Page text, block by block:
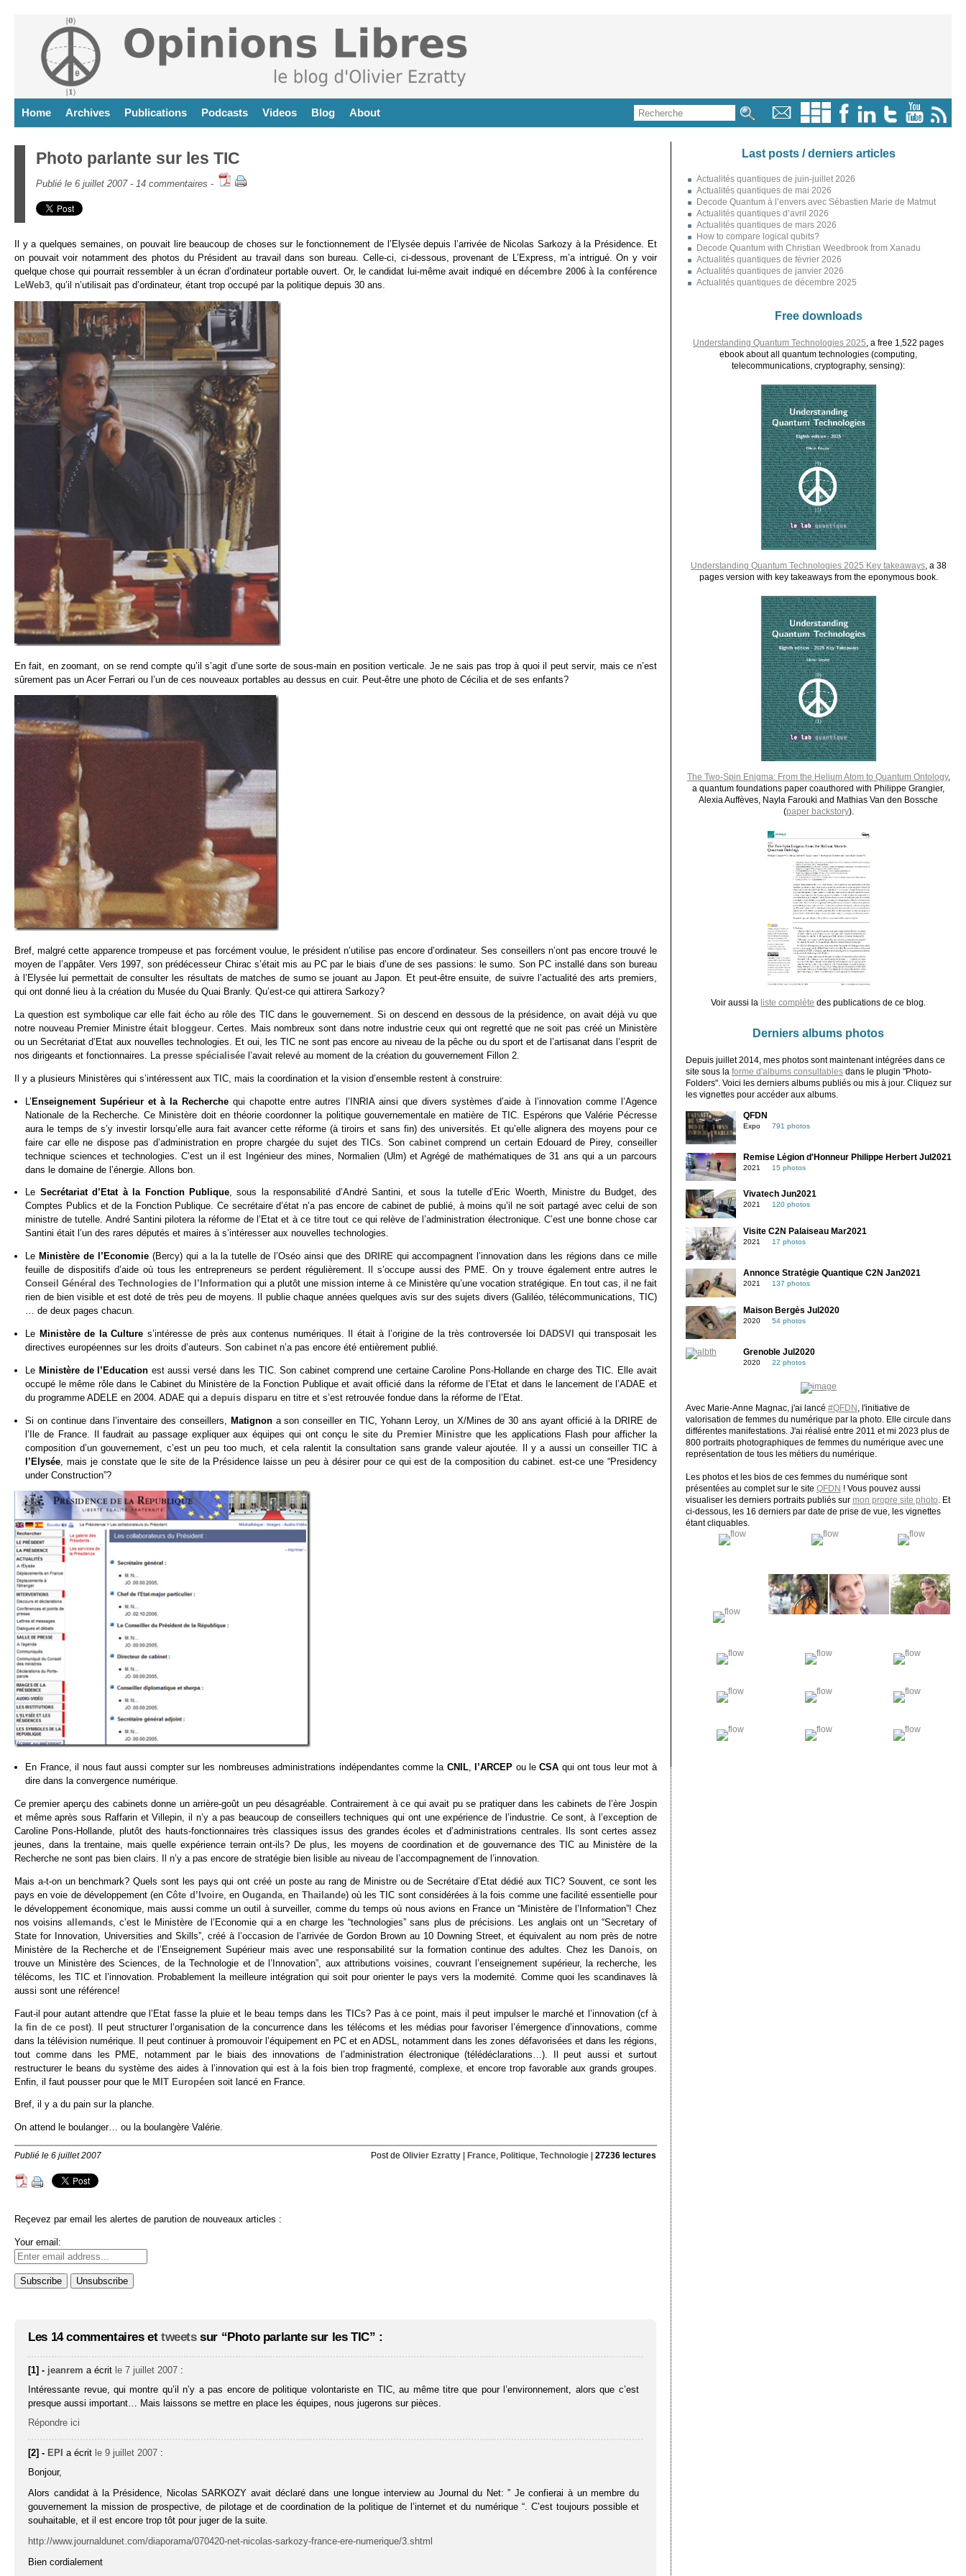
Home Archives Publications Podcasts Videos Blog About
Photo parlante sur les TIC
Publié le 6 juillet 2007 - 14 commentaires -
Il y a quelques semaines, on pouvait lire beaucoup de choses sur le fonctionnement de l’Elysée depuis l’arrivée de Nicolas Sarkozy à la Présidence. Et
on pouvait voir notamment des photos du Président au travail dans son bureau. Celle-ci, ci-dessous, provenant de L’Express, m’a intrigué. On y voir
quelque chose qui pourrait ressembler à un écran d’ordinateur portable ouvert. Or, le candidat lui-même avait indiqué en décembre 2006 à la conférence
LeWeb3, qu’il n’utilisait pas d’ordinateur, étant trop occupé par la politique depuis 30 ans.
En fait, en zoomant, on se rend compte qu’il s’agit d’une sorte de sous-main en position verticale. Je ne sais pas trop à quoi il peut servir, mais ce n’est
sûrement pas un Acer Ferrari ou l’un de ces nouveaux portables au dessus en cuir. Peut-être une photo de Cécilia et de ses enfants?
Bref, malgré cette apparence trompeuse et pas forcément voulue, le président n’utilise pas encore d’ordinateur. Ses conseillers n’ont pas encore trouvé le
moyen de l’appâter. Vers 1997, son prédécesseur Chirac s’était mis au PC par le biais d’une de ses passions: le sumo. Son PC installé dans son bureau
à l’Elysée lui permettait de consulter les résultats de matches de sumo se jouant au Japon. Et peut-être ensuite, de suivre l’actualité des arts premiers,
qui ont donné lieu à la création du Musée du Quai Branly. Qu’est-ce qui attirera Sarkozy?
La question est symbolique car elle fait écho au rôle des TIC dans le gouvernement. Si on descend en dessous de la présidence, on avait déjà vu que
notre nouveau Premier Ministreétait bloggeur. Certes. Mais nombreux sont dans notre industrie ceux qui ont regretté que ne soit pas créé un Ministère
ou un Secrétariat d’Etat aux nouvelles technologies. Et oui, les TIC ne sont pas encore au niveau de la pêche ou du sport et de l’artisanat dans l’esprit de
nos dirigeants et fonctionnaires. La presse spécialisée l’avait relevé au moment de la création du gouvernement Fillon 2.
Il y a plusieurs Ministères qui s’intéressent aux TIC, mais la coordination et la vision d’ensemble restent à construire:
L’Enseignement Supérieur et à la Recherche qui chapotte entre autres l’INRIA ainsi que divers systèmes d’aide à l’innovation comme l’Agence
Nationale de la Recherche. Ce Ministère doit en théorie coordonner la politique gouvernementale en matière de TIC. Espérons que Valérie Pécresse
aura le temps de s’y investir lorsqu’elle aura fait avancer cette réforme (à tiroirs et sans fin) des universités. Et qu’elle alignera des moyens pour ce
faire car elle ne dispose pas d’administration en propre chargée du sujet des TICs. Son cabinetcomprend un certain Edouard de Pirey, conseiller
technique sciences et technologies. C’est un il est Ingénieur des mines, Normalien (Ulm) et Agrégé de mathématiques de 31 ans qui a un parcours
dans le domaine de l’énergie. Allons bon.
Le Secrétariat d’Etat à la Fonction Publique, sous la responsabilité d’André Santini, et sous la tutelle d’Eric Woerth, Ministre du Budget, des
Comptes Publics et de la Fonction Publique. Ce secrétaire d’état n’a pas encore de cabinet de publié, à moins qu’il ne soit partagé avec celui de son
ministre de tutelle. André Santini pilotera la réforme de l’Etat et à ce titre tout ce qui relève de l’administration électronique. C’est une bonne chose car
Santini était l’un des rares députés et maires à s’intéresser aux nouvelles technologies.
Le Ministère de l’Economie (Bercy) qui a la la tutelle de l’Oséo ainsi que des DRIREqui accompagnent l’innovation dans les régions dans ce mille
feuille de dispositifs d’aide où tous les entrepreneurs se perdent régulièrement. Il s’occupe aussi des PME. On y trouve également entre autres le
Conseil Général des Technologies de l’Information qui a plutôt une mission interne à ce Ministère qu’une vocation stratégique. En tout cas, il ne fait
rien de bien visible et est doté de très peu de moyens. Il publie chaque années quelques avis sur des sujets divers (Galiléo, télécommunications, TIC)
… de deux pages chacun.
Le Ministère de la Culture s’intéresse de près aux contenus numériques. Il était à l’origine de la très controversée loi DADSVI
qui transposait les
directives européennes sur les droits d’auteurs. Soncabinet n’a pas encore été entièrement publié.
Le Ministère de l’Education est aussi versé dans les TIC. Son cabinet comprend une certaine Caroline Pons-Hollande en charge des TIC. Elle avait
occupé le même rôle dans le Cabinet du Ministère de la Fonction Publique et avait officié dans la réforme de l’Etat et dans le lancement de l’ADAE et
du programme ADELE en 2004. ADAE qui adepuis disparu en titre et s’est retrouvée fondue dans la réforme de l’Etat.
Si on continue dans l’inventaire des conseillers, Matignona son conseiller en TIC, Yohann Leroy, un X/Mines de 30 ans ayant officié à la DRIRE de
l’Ile de France. Il faudrait au passage expliquer aux équipes qui ont conçu le site du Premier Ministre que les applications Flash pour afficher la
composition d’un gouvernement, c’est un peu too much, et cela ralentit la consultation sans grande valeur ajoutée. Il y a aussi un conseiller TIC à
l’Elysée , mais je constate que le site de la Présidence laisse un peu à désirer pour ce qui est de la composition du cabinet. est-ce une “Presidency
under Construction”?
En France, il nous faut aussi compter sur les nombreuses administrations indépendantes comme la CNIL, l’ARCEP ou leCSA qui ont tous leur mot à
dire dans la convergence numérique.
Ce premier aperçu des cabinets donne un arrière-goût un peu désagréable. Contrairement à ce qui avait pu se pratiquer dans les cabinets de l’ère Jospin
et même après sous Raffarin et Villepin, il n’y a pas beaucoup de conseillers techniques qui ont une expérience de l’industrie. Ce sont, à l’exception de
Caroline Pons-Hollande, plutôt des hauts-fonctionnaires très classiques issus des grandes écoles et d’administrations centrales. Ils sont certes assez
jeunes, dans la trentaine, mais quelle expérience terrain ont-ils? De plus, les moyens de coordination et de gouvernance des TIC au Ministère de la
Recherche ne sont pas bien clairs. Il n’y a pas encore de stratégie bien lisible au niveau de l’accompagnement de l’innovation.
Mais a-t-on un benchmark? Quels sont les pays qui ont créé un poste au rang de Ministre ou de Secrétaire d’Etat dédié aux TIC? Souvent, ce sont les
pays en voie de développement (enCôte d’Ivoire, enOuganda , en Thailande) où les TIC sont considérées à la fois comme une facilité essentielle pour
le développement économique, mais aussi comme un outil à surveiller, comme du temps où nous avions en France un “Ministère de l’Information”! Chez
nos voisins allemands, c’est le Ministère de l’Economie qui a en charge les “technologies” sans plus de précisions. Les anglais ont un “Secretary of
State for Innovation, Universities and Skills”, créé à l’occasion de l’arrivée de Gordon Brown au 10 Downing Street, et équivalent au nom près de notre
Ministère de la Recherche et de l’Enseignement Supérieur mais avec une responsabilité sur la formation continue des adultes. Chez les Danois, on
trouve un Ministère des Sciences, de la Technologie et de l’Innovation”, aux attributions voisines, couvrant l’enseignement supérieur, la recherche, les
télécoms, les TIC et l’innovation. Probablement la meilleure intégration qui soit pour orienter le pays vers la modernité. Comme quoi les scandinaves là
aussi sont une référence!
Faut-il pour autant attendre que l’Etat fasse la pluie et le beau temps dans les TICs? Pas à ce point, mais il peut impulser le marché et l’innovation (cf à
la fin de ce post). Il peut structurer l’organisation de la concurrence dans les télécoms et les médias pour favoriser l’émergence d’innovations, comme
dans la télévision numérique. Il peut continuer à promouvoir l’équipement en PC et en ADSL, notamment dans les zones défavorisées et dans les régions,
tout comme dans les PME, notamment par le biais des innovations de l’administration électronique (télédéclarations…). Il peut aussi et surtout
restructurer le beans du système des aides à l’innovation qui est à la fois bien trop fragmenté, complexe, et encore trop favorable aux grands groupes.
Enfin, il faut pousser pour que le MIT Européen soit lancé en France.
Bref, il y a du pain sur la planche.
On attend le boulanger… ou la boulangère Valérie.
Publié le 6 juillet 2007 Post de Olivier Ezratty| France, Politique, Technologie| 27236 lectures
Reçevez par email les alertes de parution de nouveaux articles :
Your email:
Les 14 commentaires et tweetssur “Photo parlante sur les TIC” :
[1] - jeanrem a écrit le 7 juillet 2007 :
Intéressante revue, qui montre qu’il n’y a pas encore de politique volontariste en TIC, au même titre que pour l’environnement, alors que c’est
presque aussi important… Mais laissons se mettre en place les équipes, nous jugerons sur pièces.
Répondre ici
[2] - EPI a écrit le 9 juillet 2007 :
Bonjour,
Alors candidat à la Présidence, Nicolas SARKOZY avait déclaré dans une longue interview au Journal du Net: ” Je confierai à un membre du
gouvernement la mission de prospective, de pilotage et de coordination de la politique de l’internet et du numérique “. C’est toujours possible et
souhaitable, et il est encore trop tôt pour juger de la suite.
http://www.journaldunet.com/diaporama/070420-net-nicolas-sarkozy-france-ere-numerique/3.shtml
Bien cordialement
Last posts / derniers articles
Actualités quantiques de juin-juillet 2026
Actualités quantiques de mai 2026
Decode Quantum à l’envers avec Sébastien Marie de Matmut
Actualités quantiques d’avril 2026
Actualités quantiques de mars 2026
How to compare logical qubits?
Decode Quantum with Christian Weedbrook from Xanadu
Actualités quantiques de février 2026
Actualités quantiques de janvier 2026
Actualités quantiques de décembre 2025
Free downloads
Understanding Quantum Technologies 2025 , a free 1,522 pages
ebook about all quantum technologies (computing,
telecommunications, cryptography, sensing):
Understanding Quantum Technologies 2025 Key takeaways, a 38
pages version with key takeaways from the eponymous book.
The Two-Spin Enigma: From the Helium Atom to Quantum Ontology,
a quantum foundations paper coauthored with Philippe Grangier,
Alexia Auffèves, Nayla Farouki and Mathias Van den Bossche
(paper backstory).
Voir aussi la liste complète des publications de ce blog.
Derniers albums photos
Depuis juillet 2014, mes photos sont maintenant intégrées dans ce
site sous la forme d'albums consultablesdans le plugin "Photo-
Folders". Voici les derniers albums publiés ou mis à jour. Cliquez sur
les vignettes pour accéder aux albums.
QFDN
Expo 791 photos
Remise Légion d'Honneur Philippe Herbert Jul2021
2021 15 photos
Vivatech Jun2021
2021 120 photos
Visite C2N Palaiseau Mar2021
2021 17 photos
Annonce Stratégie Quantique C2N Jan2021
2021 137 photos
Maison Bergès Jul2020
2020 54 photos
Grenoble Jul2020
2020 22 photos
Avec Marie-Anne Magnac, j'ai lancé #QFDN , l'initiative de
valorisation de femmes du numérique par la photo. Elle circule dans
différentes manifestations. J'ai réalisé entre 2011 et mi 2023 plus de
800 portraits photographiques de femmes du numérique avec une
représentation de tous les métiers du numérique.
Les photos et les bios de ces femmes du numérique sont
présentées au complet sur le site QFDN ! Vous pouvez aussi
visualiser les derniers portraits publiés sur mon propre site photo. Et
ci-dessous, les 16 derniers par date de prise de vue, les vignettes
étant cliquables.